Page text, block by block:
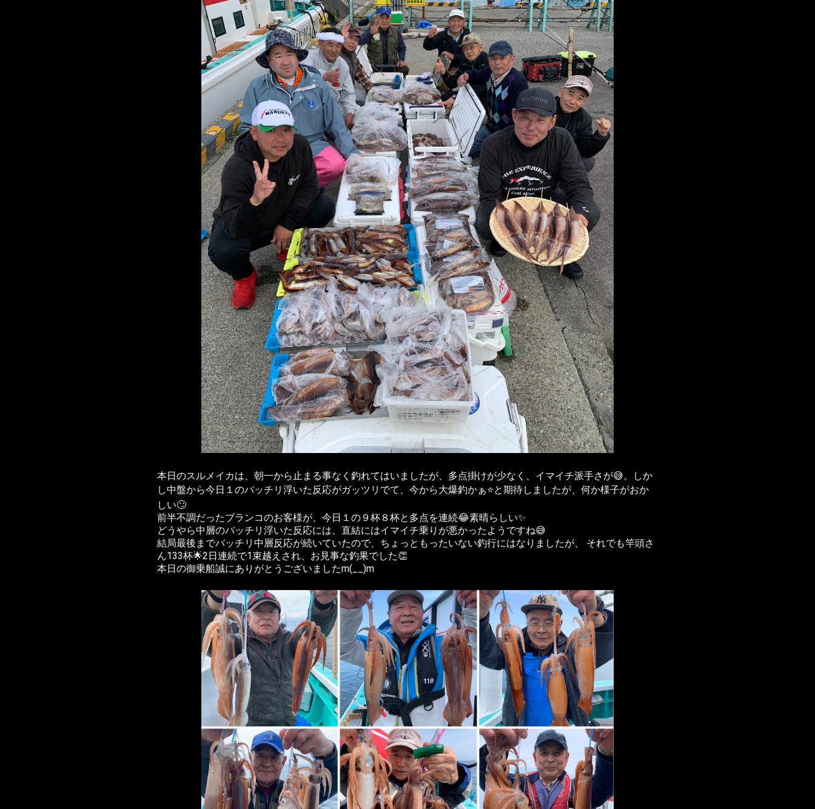
本日のスルメイカは、朝一から止まる事なく釣れてはいましたが、多点掛けが少なく、イマイチ派手さが😅。しか
し中盤から今日１のバッチリ浮いた反応がガッツリでて、今から大爆釣かぁ⭐️と期待しましたが、何か様子がおか
しい🙄
前半不調だったブランコのお客様が、今日１の９杯８杯と多点を連続😂素晴らしい✨
どうやら中層のバッチリ浮いた反応には、直結にはイマイチ乗りが悪かったようですね😅
結局最後までバッチリ中層反応が続いていたので、ちょっともったいない釣行にはなりましたが、 それでも竿頭さ
ん133杯🌟2日連続で1束越えされ、お見事な釣果でした👏
本日の御乗船誠にありがとうございましたm(__)m